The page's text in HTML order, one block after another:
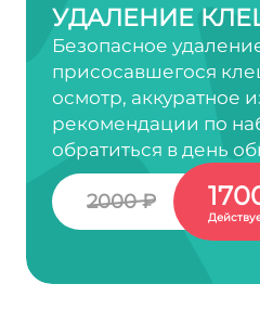
УДАЛЕНИЕ
Безопасное
присосавшегося
осмотр, аккуратное
рекомендации по
обратиться в день
2000 ₽